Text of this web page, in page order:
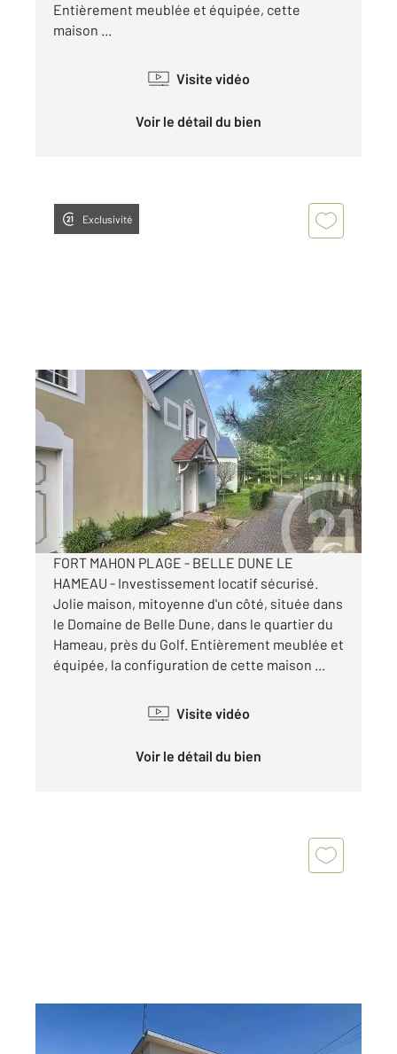
Entièrement meublée et équipée, cette
maison ...
Visite vidéo
Voir le détail du bien
Exclusivité
FORT MAHON PLAGE 80
, 3 pièces
Ref : 354
Maison à vendre
160 000 €
Visiter le site dédié
FORT MAHON PLAGE - BELLE DUNE LE
HAMEAU - Investissement locatif sécurisé.
Jolie maison, mitoyenne d'un côté, située dans
le Domaine de Belle Dune, dans le quartier du
Hameau, près du Golf. Entièrement meublée et
équipée, la configuration de cette maison ...
Visite vidéo
Voir le détail du bien
FORT MAHON PLAGE 80
, 3 pièces